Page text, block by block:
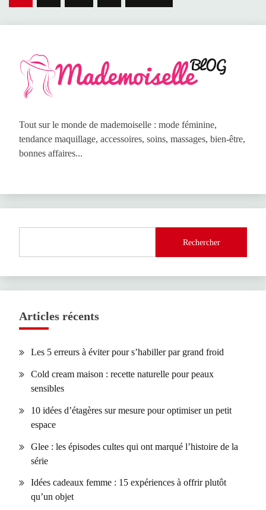
Tout sur le monde de mademoiselle : mode féminine,
tendance maquillage, accessoires, soins, massages, bien-être,
bonnes affaires...
Rechercher
Articles récents
Les 5 erreurs à éviter pour s’habiller par grand froid
Cold cream maison : recette naturelle pour peaux
sensibles
10 idées d’étagères sur mesure pour optimiser un petit
espace
Glee : les épisodes cultes qui ont marqué l’histoire de la
série
Idées cadeaux femme : 15 expériences à offrir plutôt
qu’un objet